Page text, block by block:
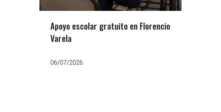
Apoyo escolar gratuito en Florencio
Varela
06/07/2026